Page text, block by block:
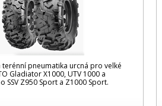
terénní pneumatika urcná pro velké
Gladiator X1000, UTV 1000 a
SSV Z950 Sport a Z1000 Sport.